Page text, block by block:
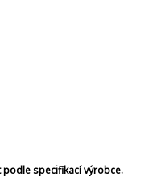
podle specifikací výrobce.